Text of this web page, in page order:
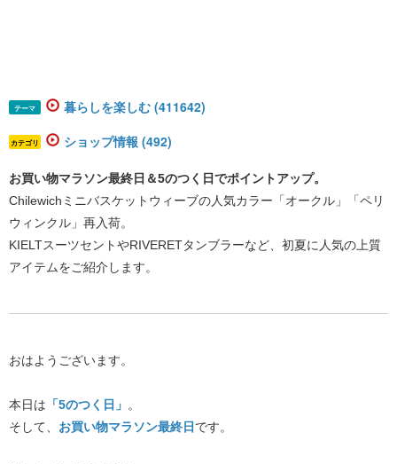
テーマ 暮らしを楽しむ (411642)
カテゴリ ショップ情報 (492)
お買い物マラソン最終日＆5のつく日でポイントアップ。
Chilewichミニバスケットウィーブの人気カラー「オークル」「ペリ
ウィンクル」再入荷。
KIELTスーツセントやRIVERETタンブラーなど、初夏に人気の上質
アイテムをご紹介します。
おはようございます。
本日は​ 「5のつく日」 。
そして、​ お買い物マラソン最終日 ​です。